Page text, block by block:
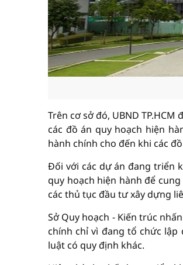
Trên cơ sở đó, UBND
các đồ án quy hoạch hiện
hành chính cho đến khi các
Đối với các dự án đang triển
quy hoạch hiện hành để
các thủ tục đầu tư xây dựng
Sở Quy hoạch - Kiến trúc
chính chỉ vì đang tổ chức
luật có quy định khác.